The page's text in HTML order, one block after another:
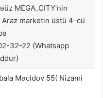
MEGA_CITY’nin
Araz marketin üstü 4-cü
32-22 (Whatsapp
Məcidov 55( Nizami